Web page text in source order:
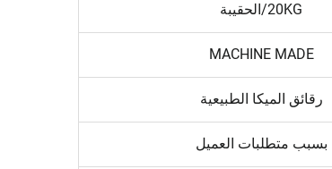
20KG/الحقيبة
MACHINE MADE
رقائق الميكا الطبيعية
بسبب متطلبات العميل